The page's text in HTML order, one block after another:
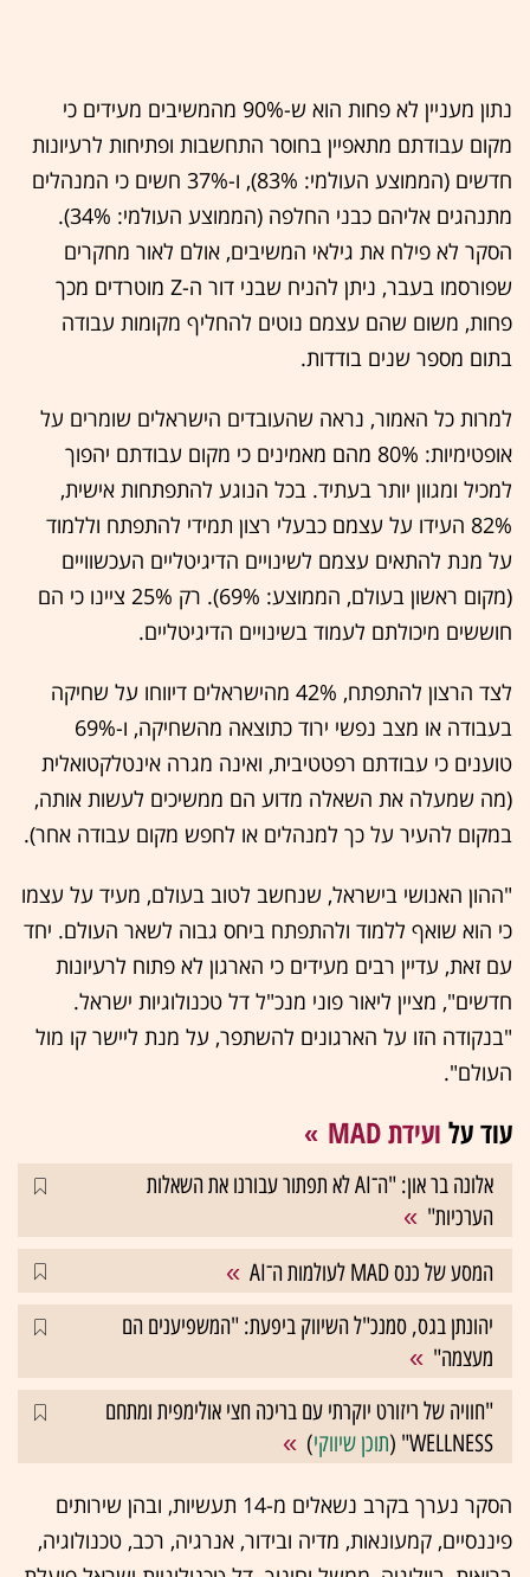
נתון מעניין לא פחות הוא ש-90% מהמשיבים מעידים כי
מקום עבודתם מתאפיין בחוסר התחשבות ופתיחות לרעיונות
חדשים (הממוצע העולמי: 83%), ו-37% חשים כי המנהלים
מתנהגים אליהם כבני החלפה (הממוצע העולמי: 34%).
הסקר לא פילח את גילאי המשיבים, אולם לאור מחקרים
שפורסמו בעבר, ניתן להניח שבני דור ה-Z מוטרדים מכך
פחות, משום שהם עצמם נוטים להחליף מקומות עבודה
בתום מספר שנים בודדות.
למרות כל האמור, נראה שהעובדים הישראלים שומרים על
אופטימיות: 80% מהם מאמינים כי מקום עבודתם יהפוך
למכיל ומגוון יותר בעתיד. בכל הנוגע להתפתחות אישית,
82% העידו על עצמם כבעלי רצון תמידי להתפתח וללמוד
על מנת להתאים עצמם לשינויים הדיגיטליים העכשוויים
(מקום ראשון בעולם, הממוצע: 69%). רק 25% ציינו כי הם
חוששים מיכולתם לעמוד בשינויים הדיגיטליים.
לצד הרצון להתפתח, 42% מהישראלים דיווחו על שחיקה
בעבודה או מצב נפשי ירוד כתוצאה מהשחיקה, ו-69%
טוענים כי עבודתם רפטטיבית, ואינה מגרה אינטלקטואלית
(מה שמעלה את השאלה מדוע הם ממשיכים לעשות אותה,
במקום להעיר על כך למנהלים או לחפש מקום עבודה אחר).
"ההון האנושי בישראל, שנחשב לטוב בעולם, מעיד על עצמו
כי הוא שואף ללמוד ולהתפתח ביחס גבוה לשאר העולם. יחד
עם זאת, עדיין רבים מעידים כי הארגון לא פתוח לרעיונות
חדשים", מציין ליאור פוני מנכ"ל דל טכנולוגיות ישראל.
"בנקודה הזו על הארגונים להשתפר, על מנת ליישר קו מול
העולם".
עוד על ועידת MAD
אלונה בר און: "ה־AI לא תפתור עבורנו את השאלות
הערכיות"
המסע של כנס MAD לעולמות ה־AI
יהונתן בגס, סמנכ"ל השיווק ביפעת: "המשפיענים הם
מעצמה"
"חוויה של ריזורט יוקרתי עם בריכה חצי אולימפית ומתחם
WELLNESS" (
תוכן שיווקי)
הסקר נערך בקרב נשאלים מ-14 תעשיות, ובהן שירותים
פיננסיים, קמעונאות, מדיה ובידור, אנרגיה, רכב, טכנולוגיה,